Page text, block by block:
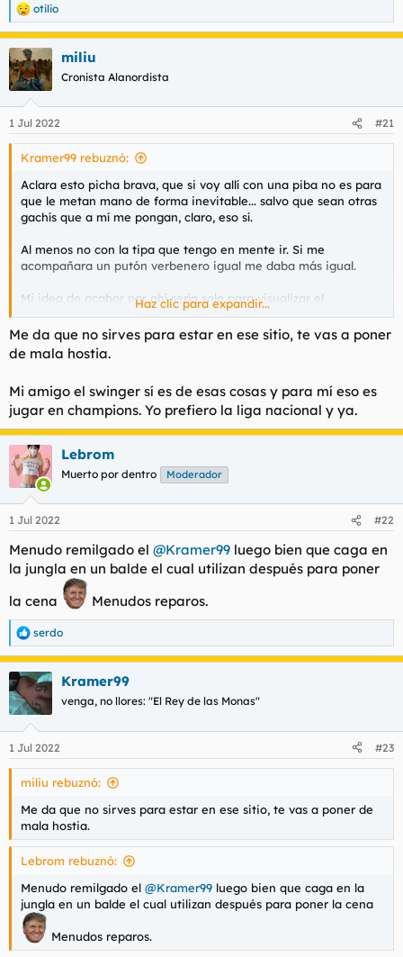
R
e
a
c
c
i
e
s
otilio
miliu
Cronista Alanordista
1 Jul 2022 #21
Kramer99 rebuznó:
Aclara esto picha brava, que si voy allí con una piba no es para
que le metan mano de forma inevitable... salvo que sean otras
gachís que a mí me pongan, claro, eso sí.
Al menos no con la tipa que tengo en mente ir. Si me
acompañara un putón verbenero igual me daba más igual.
Mi idea de acabar por ahí sería solo para visualizar el
espectáculo circense, y que mi pibita se caliente visualizando
también, pero rabos a unos palmos de mí no gracias. Por
ejemplo, ¿se puede estar allí en la playa de mero espectador y
que ella me haga un pajote castellano a la fresca sin que nos
paja grupal o es misión(cuasi)imposible? ¿Si estás ahí dándole
ella a la zambomba y se te acerca algún mermao y le dices
que se pire, qué? ¿En el Melrose ese u otros de los clubs para
parejas cuando te zumbas a tu esposa, tú u otros de los foreros
cornúos que pulularán, allí en medio también te ves rodeado
por un pelotón de nabos? Doy por hecho que te han salpicado
alguna vez... ¿Sabrías decir cuántas o ya perdiste la cuenta?
¿Esos clubs mixtos que refieres qué son, los que dejan entrar
hombres solos? ¿Porcentaje de hombres-mujeres ahí?
¿Los restaurantes muy caros también?
Haz clic para expandir...
Me da que no sirves para estar en ese sitio, te vas a poner
de mala hostia.
Mi amigo el swinger sí es de esas cosas y para mí eso es
jugar en champions. Yo prefiero la liga nacional y ya.
Lebrom
Muerto por dentro Moderador
1 Jul 2022 #22
Menudo remilgado el @Kramer99 luego bien que caga en
la jungla en un balde el cual utilizan después para poner
la cena
Menudos reparos.
R
e
c
c
i
e
s
serdo
Kramer99
venga, no llores: "El Rey de las Monas"
1 Jul 2022 #23
miliu rebuznó:
Me da que no sirves para estar en ese sitio, te vas a poner de
mala hostia.
Lebrom rebuznó:
Menudo remilgado el @Kramer99 luego bien que caga en la
jungla en un balde el cual utilizan después para poner la cena
Menudos reparos.